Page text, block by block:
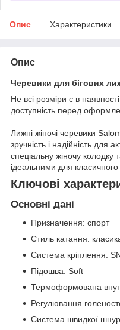
Опис Характеристики
Опис
Черевики для бігових
Не всі розміри є в
доступність перед
Лижні жіночі черевики
зручність і надійність для
спеціальну жіночу колодку
ідеальними для
Ключові
Основні дані
Призначення: спорт
Стиль катання:
Система кріплення:
Підошва: Soft
Термоформована
Регулювання
Система швидкої